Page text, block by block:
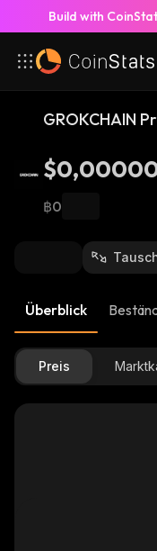
Build with
GROKCHAIN
฿0
Überblick
Preis